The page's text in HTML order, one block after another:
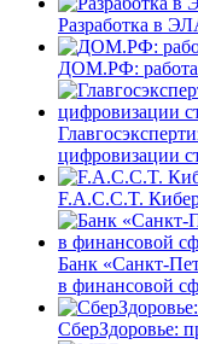
Разработка в
ДОМ.РФ:
цифровизации
F.A.C.C.T.
Банк «Санкт-
в финансовой
СберЗдоровье: